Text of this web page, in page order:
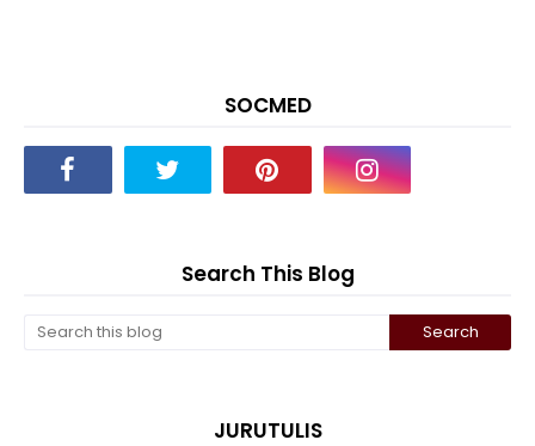
SOCMED
Search This Blog
JURUTULIS